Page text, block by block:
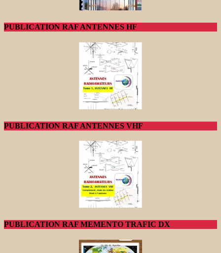
PUBLICATION RAF ANTENNES HF
PUBLICATION RAF ANTENNES VHF
PUBLICATION RAF MEMENTO TRAFIC DX